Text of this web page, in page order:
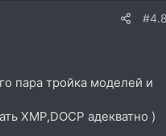
пара тройка моделей и
XMP,DOCP адекватно )